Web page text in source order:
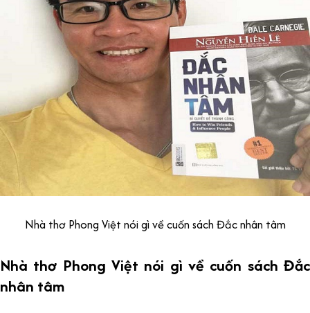
Nhà thơ Phong Việt nói gì về cuốn sách Đắc nhân tâm
Nhà thơ Phong Việt nói gì về cuốn sách Đắc
nhân tâm